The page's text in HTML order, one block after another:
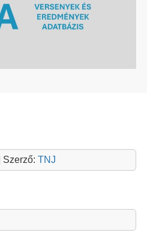
| Szerző: TNJ